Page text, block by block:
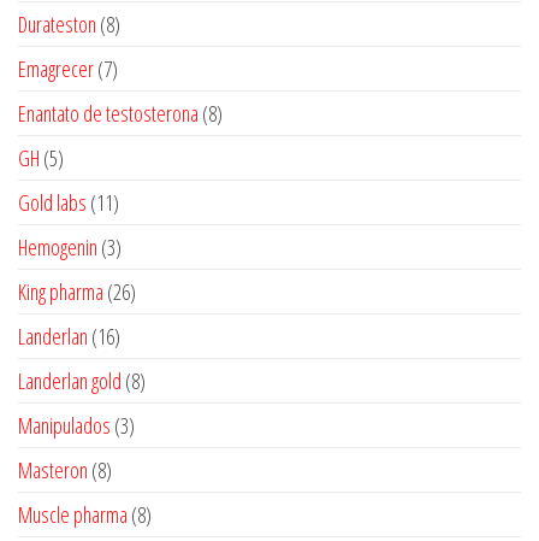
Durateston 88
produtos
Emagrecer 77
produtos
Enantato de testosterona 88
GH 55
produtos
Gold labs 1111
produtos
Hemogenin 33
produtos
King pharma 2626
Landerlan 1616
produtos
Landerlan gold 88
Manipulados 33
Masteron 88
produtos
Muscle pharma 88